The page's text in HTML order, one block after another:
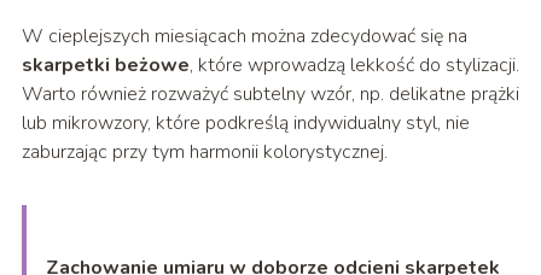
W cieplejszych miesiącach można zdecydować się na
skarpetki beżowe, które wprowadzą lekkość do stylizacji.
Warto również rozważyć subtelny wzór, np. delikatne prążki
lub mikrowzory, które podkreślą indywidualny styl, nie
zaburzając przy tym harmonii kolorystycznej.
Zachowanie umiaru w doborze odcieni skarpetek